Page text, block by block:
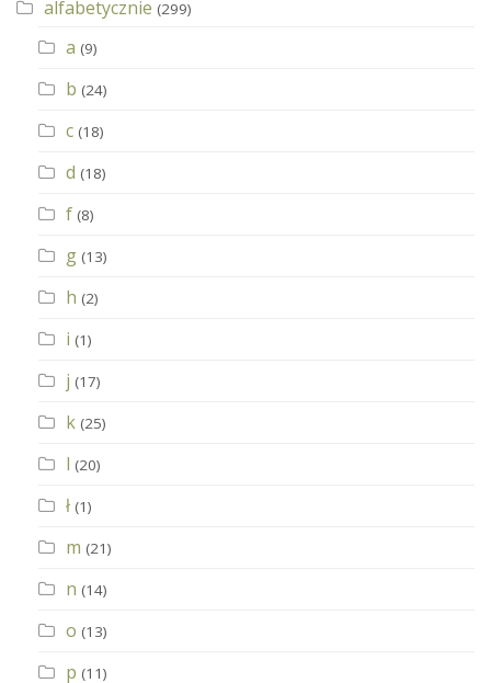
alfabetycznie (299)
a (9)
b (24)
c (18)
d (18)
f (8)
g (13)
h (2)
i (1)
j (17)
k (25)
l (20)
ł (1)
m (21)
n (14)
o (13)
p (11)